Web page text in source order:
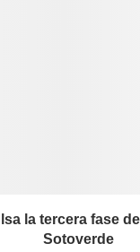
la tercera fase
Sotoverde